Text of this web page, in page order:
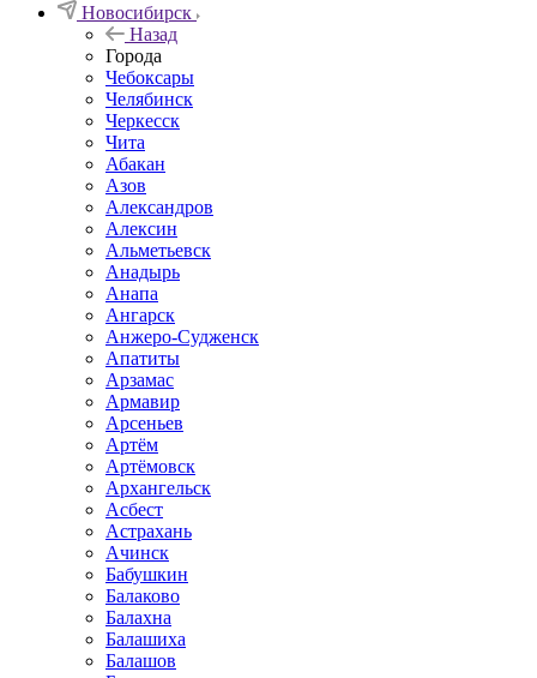
Новосибирск
Назад
Города
Чебоксары
Челябинск
Черкесск
Чита
Абакан
Азов
Александров
Алексин
Альметьевск
Анадырь
Анапа
Ангарск
Анжеро-Судженск
Апатиты
Арзамас
Армавир
Арсеньев
Артём
Артёмовск
Архангельск
Асбест
Астрахань
Ачинск
Бабушкин
Балаково
Балахна
Балашиха
Балашов